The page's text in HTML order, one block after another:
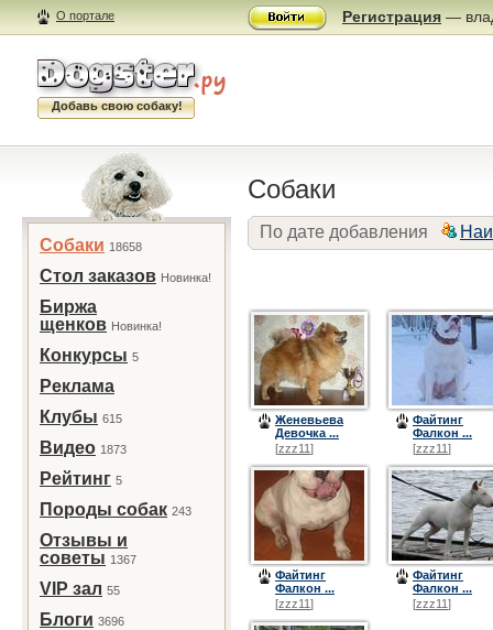
О портале Регистрация —
Добавь свою собаку!
Собаки 18658
Стол заказов Новинка!
Биржа
щенков Новинка!
Конкурсы 5
Реклама
Клубы 615
Видео 1873
Рейтинг 5
Породы собак 243
Отзывы и
советы 1367
VIP зал 55
Блоги 3696
Собаки
По дате добавления
Женевьева
Девочка ...
[zzz11]
Файтинг
Фалкон ...
[zzz11]
Файтинг
Фалкон ...
[zzz11]
Файтинг
Фалкон ...
[zzz11]